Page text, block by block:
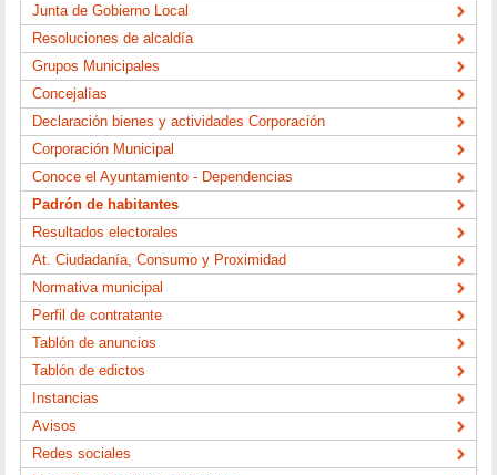
Junta de Gobierno Local
Resoluciones de alcaldía
Grupos Municipales
Concejalías
Declaración bienes y actividades Corporación
Corporación Municipal
Conoce el Ayuntamiento - Dependencias
Padrón de habitantes
Resultados electorales
At. Ciudadanía, Consumo y Proximidad
Normativa municipal
Perfil de contratante
Tablón de anuncios
Tablón de edictos
Instancias
Avisos
Redes sociales